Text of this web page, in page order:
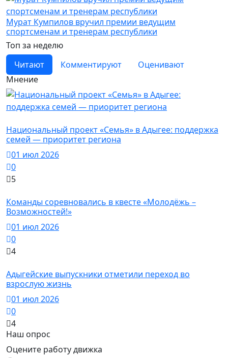
Мурат Кумпилов вручил премии ведущим
спортсменам и тренерам республики
Топ за неделю
Читают
Комментируют
Оценивают
Мнение
Национальный проект «Семья» в Адыгее: поддержка
семей — приоритет региона
01 июл 2026
0
5
Команды соревновались в квесте «Молодёжь –
Возможностей!»
01 июл 2026
0
4
Адыгейские выпускники отметили переход во
взрослую жизнь
01 июл 2026
0
4
Наш опрос
Оцените работу движка